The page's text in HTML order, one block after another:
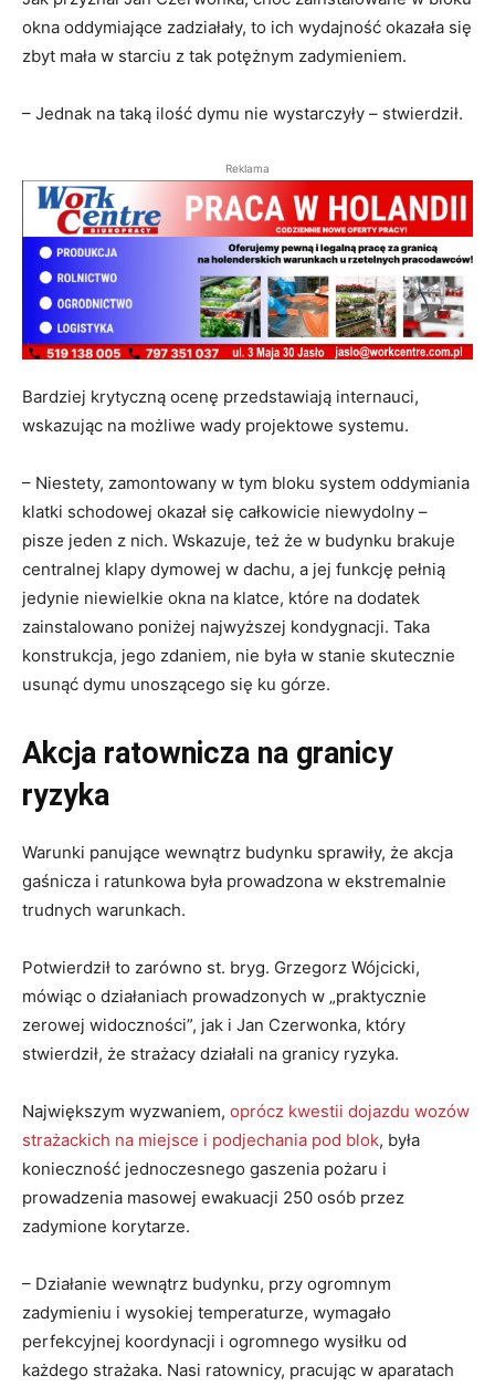
okna oddymiające zadziałały, to ich wydajność okazała się
zbyt mała w starciu z tak potężnym zadymieniem.
– Jednak na taką ilość dymu nie wystarczyły – stwierdził.
Reklama
Bardziej krytyczną ocenę przedstawiają internauci,
wskazując na możliwe wady projektowe systemu.
– Niestety, zamontowany w tym bloku system oddymiania
klatki schodowej okazał się całkowicie niewydolny –
pisze jeden z nich. Wskazuje, też że w budynku brakuje
centralnej klapy dymowej w dachu, a jej funkcję pełnią
jedynie niewielkie okna na klatce, które na dodatek
zainstalowano poniżej najwyższej kondygnacji. Taka
konstrukcja, jego zdaniem, nie była w stanie skutecznie
usunąć dymu unoszącego się ku górze.
Akcja ratownicza na granicy
ryzyka
Warunki panujące wewnątrz budynku sprawiły, że akcja
gaśnicza i ratunkowa była prowadzona w ekstremalnie
trudnych warunkach.
Potwierdził to zarówno st. bryg. Grzegorz Wójcicki,
mówiąc o działaniach prowadzonych w „praktycznie
zerowej widoczności”, jak i Jan Czerwonka, który
stwierdził, że strażacy działali na granicy ryzyka.
Największym wyzwaniem, oprócz kwestii dojazdu wozów
strażackich na miejsce i podjechania pod blok, była
konieczność jednoczesnego gaszenia pożaru i
prowadzenia masowej ewakuacji 250 osób przez
zadymione korytarze.
– Działanie wewnątrz budynku, przy ogromnym
zadymieniu i wysokiej temperaturze, wymagało
perfekcyjnej koordynacji i ogromnego wysiłku od
każdego strażaka. Nasi ratownicy, pracując w aparatach